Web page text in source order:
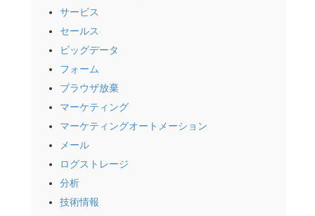
サービス
セールス
ビッグデータ
フォーム
ブラウザ放棄
マーケティング
マーケティングオートメーション
メール
ログストレージ
分析
技術情報